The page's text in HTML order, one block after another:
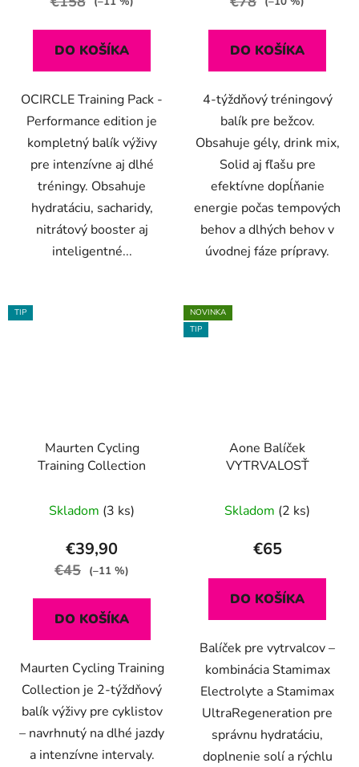
DO KOŠÍKA
OCIRCLE Training Pack -
Performance edition je
kompletný balík výživy
pre intenzívne aj dlhé
tréningy. Obsahuje
hydratáciu, sacharidy,
nitrátový booster aj
inteligentné...
DO KOŠÍKA
4-týždňový tréningový
balík pre bežcov.
Obsahuje gély, drink mix,
Solid aj fľašu pre
efektívne dopĺňanie
energie počas tempových
behov a dlhých behov v
úvodnej fáze prípravy.
TIP
Maurten Cycling
Training Collection
Skladom (3 ks)
€39,90
€45 (–11 %)
DO KOŠÍKA
Maurten Cycling Training
Collection je 2-týždňový
balík výživy pre cyklistov
– navrhnutý na dlhé jazdy
a intenzívne intervaly.
NOVINKA
TIP
Aone Balíček
VYTRVALOSŤ
Skladom (2 ks)
€65
DO KOŠÍKA
Balíček pre vytrvalcov –
kombinácia Stamimax
Electrolyte a Stamimax
UltraRegeneration pre
správnu hydratáciu,
doplnenie solí a rýchlu